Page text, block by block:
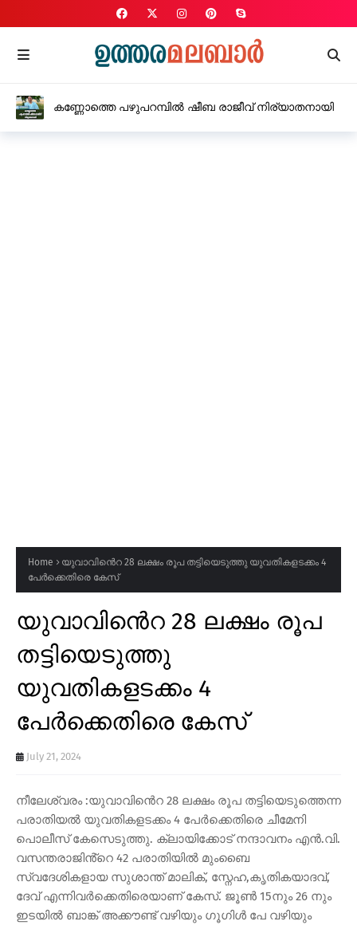
കണ്ണോത്തെ പഴുപറമ്പിൽ ഷീബ രാജീവ് നിര്യാതനായി
Home
യുവാവിൻെറ 28 ലക്ഷം രൂപ തട്ടിയെടുത്തു യുവതികളടക്കം 4
പേർക്കെതിരെ കേസ്
യുവാവിൻെറ 28 ലക്ഷം രൂപ
തട്ടിയെടുത്തു
യുവതികളടക്കം 4
പേർക്കെതിരെ കേസ്
July 21, 2024
നീലേശ്വരം :യുവാവിൻെറ 28 ലക്ഷം രൂപ തട്ടിയെടുത്തെന്ന
പരാതിയൽ യുവതികളടക്കം 4 പേർക്കെതിരെ ചീമേനി
പൊലീസ് കേസെടുത്തു. ക്ലായിക്കോട് നന്ദാവനം എൻ.വി.
വസന്തരാജിൻ്റെ 42 പരാതിയിൽ മുംബൈ
സ്വദേശികളായ സുശാന്ത് മാലിക്, സ്നേഹ,കൃതികയാദവ്,
ദേവ് എന്നിവർക്കെതിരെയാണ് കേസ്. ജൂൺ 15നും 26 നും
ഇടയിൽ ബാങ്ക് അക്കൗണ്ട് വഴിയും ഗൂഗിൾ പേ വഴിയും